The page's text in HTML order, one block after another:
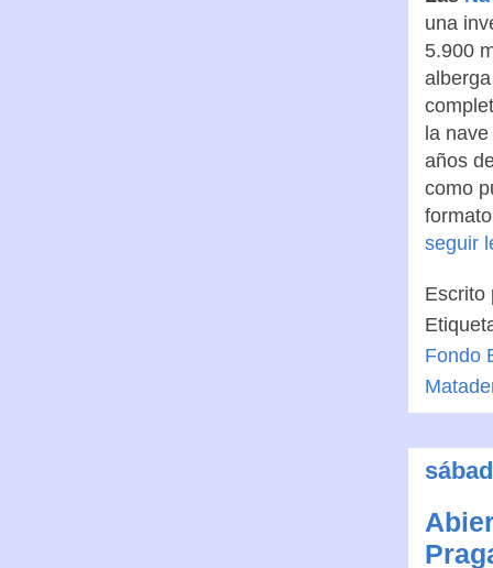
una
5.900
la
años
como
seguir
Fondo